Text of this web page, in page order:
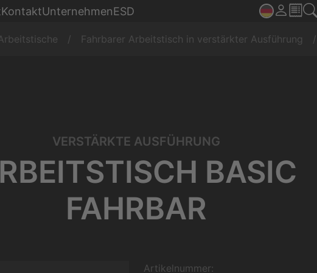
KontaktUnternehmenESDMontage
Fahrbarer Arbeitstisch in verstärkter Ausführung
VERSTÄRKTE AUSFÜHRUNG
BASIC
FAHRBAR
Artikelnummer: